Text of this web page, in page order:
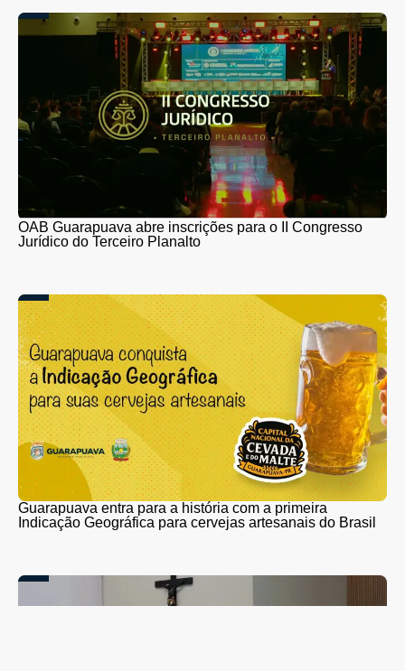
OAB Guarapuava abre inscrições para o II Congresso
Jurídico do Terceiro Planalto
Guarapuava entra para a história com a primeira
Indicação Geográfica para cervejas artesanais do Brasil